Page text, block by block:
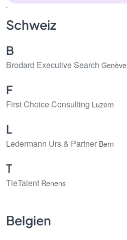
`
Schweiz
B
Brodard Executive Search Genève
F
First Choice Consulting Luzern
L
Ledermann Urs & Partner Bern
T
TieTalent Renens
Belgien